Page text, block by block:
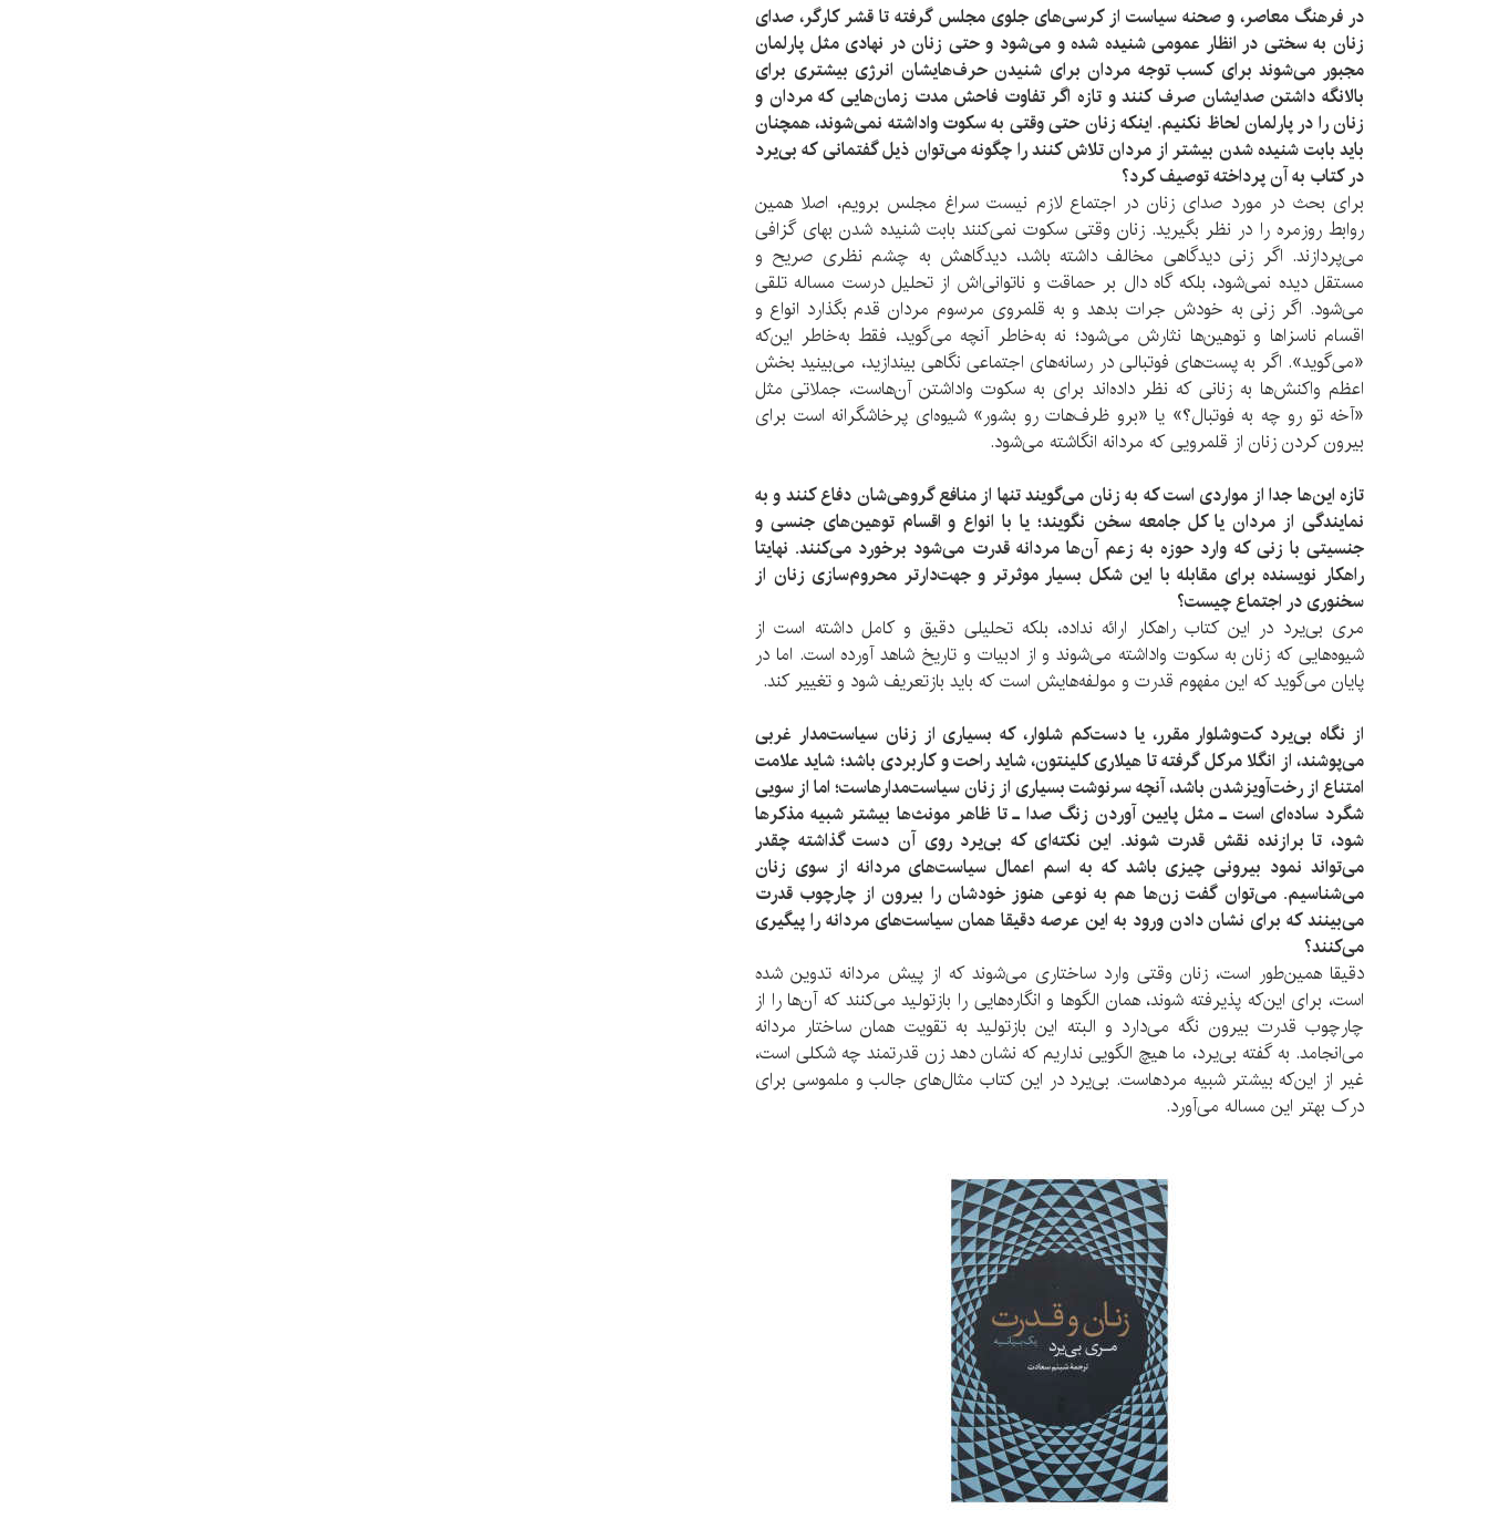
در فرهنگ معاصر، و صحنه سیاست از کرسی‌های جلوی مجلس گرفته تا قشر کارگر، صدای
زنان به سختی در انظار عمومی شنیده شده و می‌شود و حتی زنان در نهادی مثل پارلمان
مجبور می‌شوند برای کسب توجه مردان برای شنیدن حرف‌هایشان انرژی بیشتری برای
بالا‌نگه داشتن صدایشان صرف کنند و تازه اگر تفاوت فاحش مدت زمان‌هایی که مردان و
زنان را در پارلمان لحاظ نکنیم. اینکه زنان حتی وقتی به سکوت واداشته نمی‌شوند، همچنان
باید بابت شنیده شدن بیشتر از مردان تلاش کنند را چگونه می‌توان ذیل گفتمانی که بی‌یرد
در کتاب به آن پرداخته توصیف کرد؟
برای بحث در مورد صدای زنان در اجتماع لازم نیست سراغ مجلس برویم، اصلا همین
روابط روزمره را در نظر بگیرید. زنان وقتی سکوت نمی‌کنند بابت شنیده شدن بهای گزافی
می‌پردازند. اگر زنی دیدگاهی مخالف داشته باشد، دیدگاهش به چشم نظری صریح و
مستقل دیده نمی‌شود، بلکه گاه دال بر حماقت و ناتوانی‌اش از تحلیل درست مساله تلقی
می‌شود. اگر زنی به خودش جرات بدهد و به قلمروی مرسوم مردان قدم بگذارد انواع و
اقسام ناسزاها و توهین‌ها نثارش می‌شود؛ نه به‌خاطر آنچه می‌گوید، فقط به‌خاطر این‌که
«می‌گوید». اگر به پست‌های فوتبالی در رسانه‌های اجتماعی نگاهی بیندازید، می‌بینید بخش
اعظم واکنش‌ها به زنانی که نظر داده‌اند برای به سکوت واداشتن آن‌هاست، جملاتی مثل
«آخه تو رو چه به فوتبال؟» یا «برو ظرف‌هات رو بشور» شیوه‌ای پرخاشگرانه است برای
بیرون کردن زنان از قلمرویی که مردانه انگاشته می‌شود.
تازه این‌ها جدا از مواردی است که به زنان می‌گویند تنها از منافع گروهی‌شان دفاع کنند و به
نمایندگی از مردان یا کل جامعه سخن نگویند؛ یا با انواع و اقسام توهین‌های جنسی و
جنسیتی با زنی که وارد حوزه به زعم آن‌ها مردانه قدرت می‌شود برخورد می‌کنند. نهایتا
راهکار نویسنده برای مقابله با این شکل بسیار موثرتر و جهت‌دار‌تر محروم‌سازی زنان از
سخنوری در اجتماع چیست؟
مری بی‌یرد در این کتاب راهکار ارائه نداده، بلکه تحلیلی دقیق و کامل داشته است از
شیوه‌هایی که زنان به سکوت واداشته می‌شوند و از ادبیات و تاریخ شاهد آورده است. اما در
پایان می‌گوید که این مفهوم قدرت و مولفه‌هایش است که باید بازتعریف شود و تغییر کند.
از نگاه بی‌یرد کت‌وشلوار مقرر، یا دست‌کم شلوار، که بسیاری از زنان سیاست‌مدار غربی
می‌پوشند، از انگلا مرکل گرفته تا هیلاری کلینتون، شاید راحت و کاربردی باشد؛ شاید علامت
امتناع از رخت‌آویزشدن باشد، آنچه سرنوشت بسیاری از زنان سیاست‌مدارهاست؛ اما از سویی
شگرد ساده‌ای است ـ مثل پایین آوردن زنگ صدا ـ تا ظاهر مونث‌ها بیشتر شبیه مذکرها
شود، تا برازنده نقش قدرت شوند. این نکته‌ای که بی‌یرد روی آن دست گذاشته چقدر
می‌تواند نمود بیرونی چیزی باشد که به اسم اعمال سیاست‌های مردانه از سوی زنان
می‌شناسیم. می‌توان گفت زن‌ها هم به نوعی هنوز خودشان را بیرون از چارچوب قدرت
می‌بینند که برای نشان دادن ورود به این عرصه دقیقا همان سیاست‌های مردانه را پیگیری
می‌کنند؟
دقیقا همین‌طور است، زنان وقتی وارد ساختاری می‌شوند که از پیش مردانه تدوین شده
است، برای این‌که پذیرفته شوند، همان الگوها و انگاره‌هایی را بازتولید می‌کنند که آن‌ها را از
چارچوب قدرت بیرون نگه می‌دارد و البته این بازتولید به تقویت همان ساختار مردانه
می‌انجامد. به گفته بی‌یرد، ما هیچ الگویی نداریم که نشان دهد زن قدرتمند چه شکلی است،
غیر از این‌که بیشتر شبیه مردهاست. بی‌یرد در این کتاب مثال‌های جالب و ملموسی برای
درک بهتر این مساله می‌آورد.